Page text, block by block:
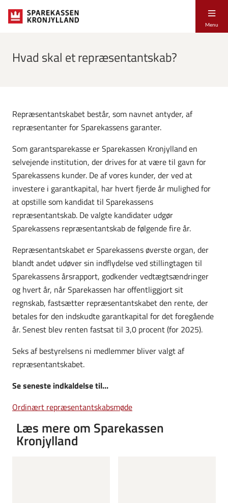
Menu
Hvad skal et repræsentantskab?
Repræsentantskabet består, som navnet antyder, af
repræsentanter for Sparekassens garanter.
Som garantsparekasse er Sparekassen Kronjylland en
selvejende institution, der drives for at være til gavn for
Sparekassens kunder. De af vores kunder, der ved at
investere i garantkapital, har hvert fjerde år mulighed for
at opstille som kandidat til Sparekassens
repræsentantskab. De valgte kandidater udgør
Sparekassens repræsentantskab de følgende fire år.
Repræsentantskabet er Sparekassens øverste organ, der
blandt andet udøver sin indflydelse ved stillingtagen til
Sparekassens årsrapport, godkender vedtægtsændringer
og hvert år, når Sparekassen har offentliggjort sit
regnskab, fastsætter repræsentantskabet den rente, der
betales for den indskudte garantkapital for det foregående
år. Senest blev renten fastsat til 3,0 procent (for 2025).
Seks af bestyrelsens ni medlemmer bliver valgt af
repræsentantskabet.
Se seneste indkaldelse til...
Ordinært repræsentantskabsmøde
Læs mere om Sparekassen
Kronjylland